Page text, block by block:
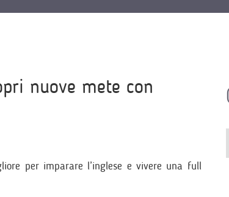
nuove mete con
per imparare l’inglese e vivere una full